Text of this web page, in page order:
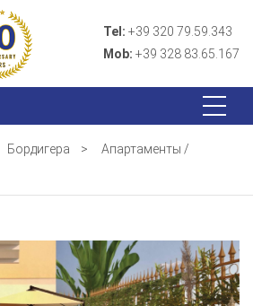
Tel: +39 320 79.59.343
Mob: +39 328 83.65.167
Бордигера >
Апартаменты /